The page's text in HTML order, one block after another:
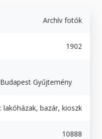
Archív fotók
1902
Gyűjtemény
lakóházak, bazár, kioszk
10888